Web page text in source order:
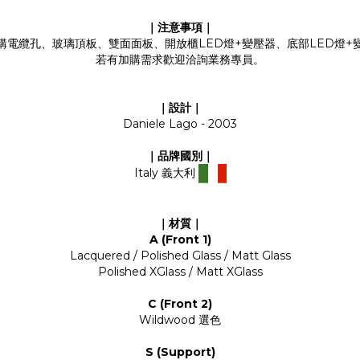
｜注意事項｜
電纜孔、玻璃頂板、雙面面板、開放櫃LED燈+變壓器、底部LED燈+
若有加購需求歡迎洽詢業務專員。
｜設計｜
Daniele Lago - 2003
｜品牌國別｜
Italy 義大利
｜材質｜
A (Front 1)
Lacquered / Polished Glass / Matt Glass
Polished XGlass / Matt XGlass
C (Front 2)
Wildwood 選色
S (Support)